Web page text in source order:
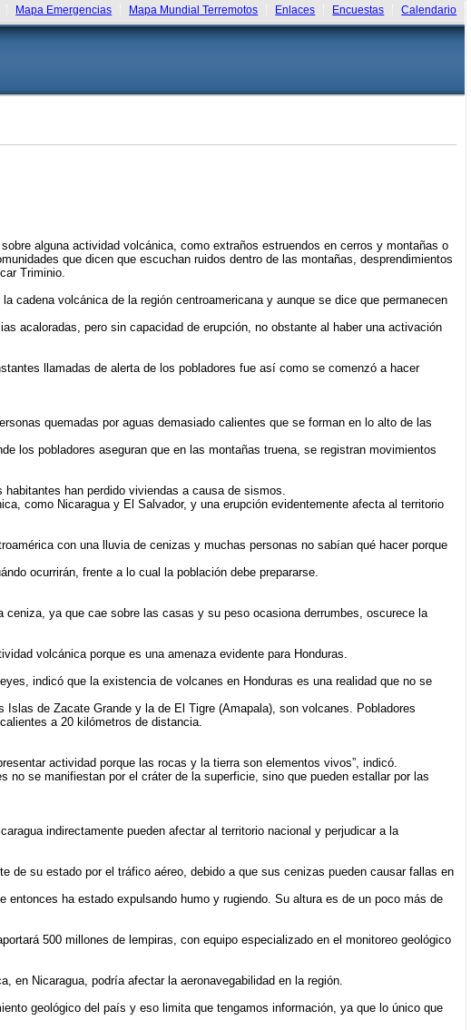
Mapa Emergencias Mapa Mundial Terremotos Enlaces Encuestas Calendario
alguna actividad volcánica, como extraños estruendos en cerros y montañas o
que dicen que escuchan ruidos dentro de las montañas, desprendimientos
Triminio.
cadena volcánica de la región centroamericana y aunque se dice que permanecen
acaloradas, pero sin capacidad de erupción, no obstante al haber una activación
llamadas de alerta de los pobladores fue así como se comenzó a hacer
quemadas por aguas demasiado calientes que se forman en lo alto de las
los pobladores aseguran que en las montañas truena, se registran movimientos
han perdido viviendas a causa de sismos.
como Nicaragua y El Salvador, y una erupción evidentemente afecta al territorio
con una lluvia de cenizas y muchas personas no sabían qué hacer porque
ocurrirán, frente a lo cual la población debe prepararse.
ya que cae sobre las casas y su peso ocasiona derrumbes, oscurece la
volcánica porque es una amenaza evidente para Honduras.
indicó que la existencia de volcanes en Honduras es una realidad que no se
de Zacate Grande y la de El Tigre (Amapala), son volcanes. Pobladores
a 20 kilómetros de distancia.
actividad porque las rocas y la tierra son elementos vivos”, indicó.
se manifiestan por el cráter de la superficie, sino que pueden estallar por las
indirectamente pueden afectar al territorio nacional y perjudicar a la
de su estado por el tráfico aéreo, debido a que sus cenizas pueden causar fallas en
ha estado expulsando humo y rugiendo. Su altura es de un poco más de
500 millones de lempiras, con equipo especializado en el monitoreo geológico
en Nicaragua, podría afectar la aeronavegabilidad en la región.
geológico del país y eso limita que tengamos información, ya que lo único que